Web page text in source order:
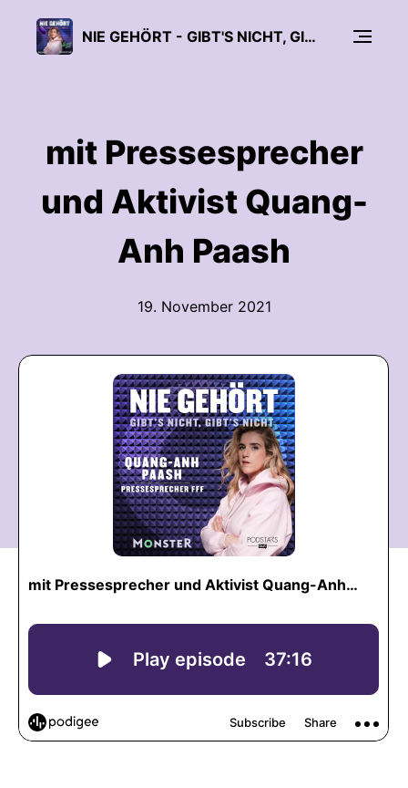
NIE GEHÖRT - GIBT'S NICHT, GIBT'S NICHT
mit Pressesprecher
und Aktivist Quang-
Anh Paash
19. November 2021